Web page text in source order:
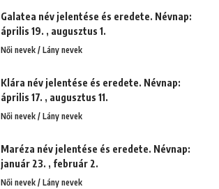
Galatea név jelentése és eredete. Névnap:
április 19. , augusztus 1.
Női nevek / Lány nevek
Klára név jelentése és eredete. Névnap:
április 17. , augusztus 11.
Női nevek / Lány nevek
Maréza név jelentése és eredete. Névnap:
január 23. , február 2.
Női nevek / Lány nevek